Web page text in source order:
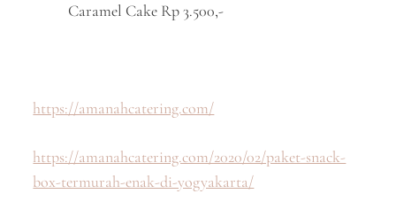
Caramel Cake Rp 3.500,-
https://amanahcatering.com/
https://amanahcatering.com/2020/02/paket-snack-
box-termurah-enak-di-yogyakarta/